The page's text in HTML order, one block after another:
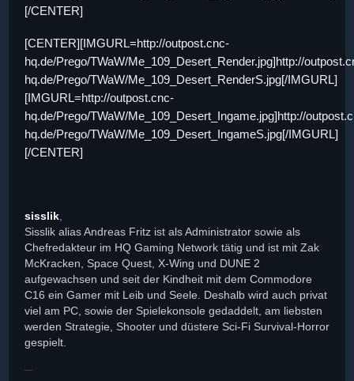
[/CENTER]
[CENTER][IMGURL=http://outpost.cnc-
hq.de/Prego/TWaW/Me_109_Desert_Render.jpg]http://
hq.de/Prego/TWaW/Me_109_Desert_RenderS.jpg[/IMGURL]
[IMGURL=http://outpost.cnc-
hq.de/Prego/TWaW/Me_109_Desert_Ingame.jpg]http://
hq.de/Prego/TWaW/Me_109_Desert_IngameS.jpg[/IMGURL]
[/CENTER]
sisslik
Sisslik alias Andreas Fritz ist als Administrator sowie als
Chefredakteur im HQ Gaming Network tätig und ist mit Zak
McKracken, Space Quest, X-Wing und DUNE 2
aufgewachsen und seit der Kindheit mit dem Commodore
C16 ein Gamer mit Leib und Seele. Deshalb wird auch privat
viel am PC, sowie der Spielekonsole gedaddelt, am liebsten
werden Strategie, Shooter und düstere Sci-Fi Survival-Horror
gespielt.